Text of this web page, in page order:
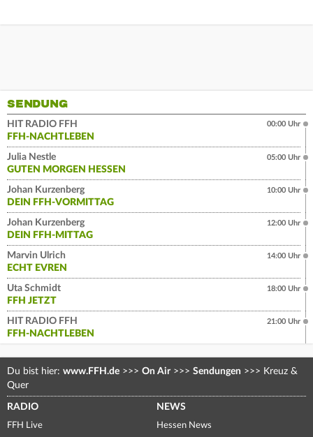
SENDUNG
HIT RADIO FFH
FFH-NACHTLEBEN
00:00 Uhr
Julia Nestle
GUTEN MORGEN HESSEN
05:00 Uhr
Johan Kurzenberg
DEIN FFH-VORMITTAG
10:00 Uhr
Johan Kurzenberg
DEIN FFH-MITTAG
12:00 Uhr
Marvin Ulrich
ECHT EVREN
14:00 Uhr
Uta Schmidt
FFH JETZT
18:00 Uhr
HIT RADIO FFH
FFH-NACHTLEBEN
21:00 Uhr
Du bist hier: www.FFH.de >>> On Air >>> Sendungen >>> Kreuz &
Quer
RADIO
FFH Live
NEWS
Hessen News